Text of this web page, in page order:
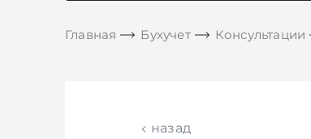
Главная Бухучет Консультации
назад